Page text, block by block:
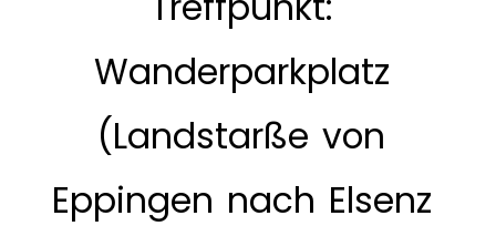
UNSER VEREINSHEIM
SPENDEN UND
MITMACHEN!
Wanderparkplatz
(Landstarße von
Eppingen nach Elsenz